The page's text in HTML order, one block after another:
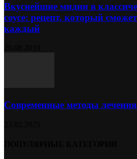
Вкуснейшие мидии в
соусе: рецепт, который
каждый
Современные методы